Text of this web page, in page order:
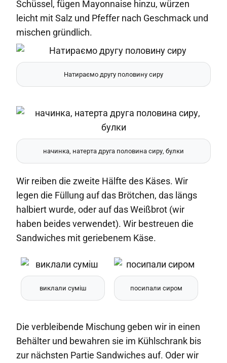
Schüssel, fügen Mayonnaise hinzu, würzen
leicht mit Salz und Pfeffer nach Geschmack und
mischen gründlich.
Натираємо другу половину сиру
начинка, натерта друга половина сиру, булки
Wir reiben die zweite Hälfte des Käses. Wir
legen die Füllung auf das Brötchen, das längs
halbiert wurde, oder auf das Weißbrot (wir
haben beides verwendet). Wir bestreuen die
Sandwiches mit geriebenem Käse.
виклали суміш посипали сиром
Die verbleibende Mischung geben wir in einen
Behälter und bewahren sie im Kühlschrank bis
zur nächsten Partie Sandwiches auf. Oder wir